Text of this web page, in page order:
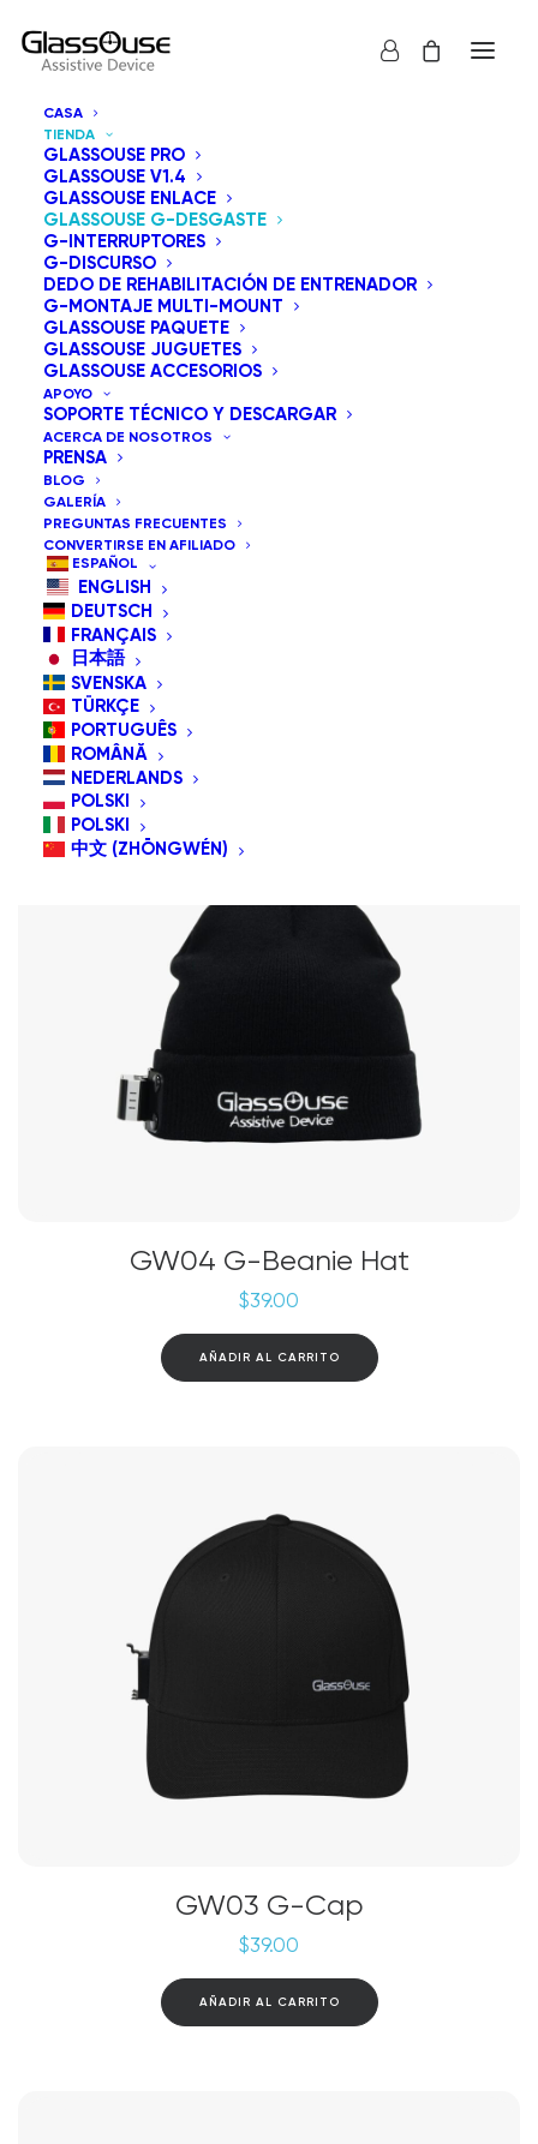
CASA
TIENDA
GLASSOUSE PRO
GLASSOUSE V1.4
GLASSOUSE ENLACE
GLASSOUSE G-DESGASTE
G-INTERRUPTORES
G-DISCURSO
DEDO DE REHABILITACIÓN DE ENTRENADOR
G-MONTAJE MULTI-MOUNT
GLASSOUSE PAQUETE
GLASSOUSE JUGUETES
GLASSOUSE ACCESORIOS
APOYO
SOPORTE TÉCNICO Y DESCARGAR
ACERCA DE NOSOTROS
PRENSA
BLOG
GALERÍA
PREGUNTAS FRECUENTES
CONVERTIRSE EN AFILIADO
ESPAÑOL
ENGLISH
DEUTSCH
FRANÇAIS
日本語
SVENSKA
TÜRKÇE
PORTUGUÊS
ROMÂNĂ
NEDERLANDS
POLSKI
POLSKI
中文 (ZHŌNGWÉN)
La serie G-Wear de GlassOuse ofrece una amplia
gama de accesorios para personalizar la forma de
llevar los dispositivos de asistencia de GlassOuse. Las
opciones incluyen el G-Framewear, la G-Headband, la
G-Cap, el G-Beanie Hat, la G-Strap Small y la G-Strap
Big. Cada compra incluye una garantía de devolución
del dinero de 15 días y una garantía de un año.
Mostrar todos los
Ordenar por precio: alto a bajo
GW04 G-Beanie Hat
$39.00
AÑADIR AL CARRITO
GW03 G-Cap
$39.00
AÑADIR AL CARRITO